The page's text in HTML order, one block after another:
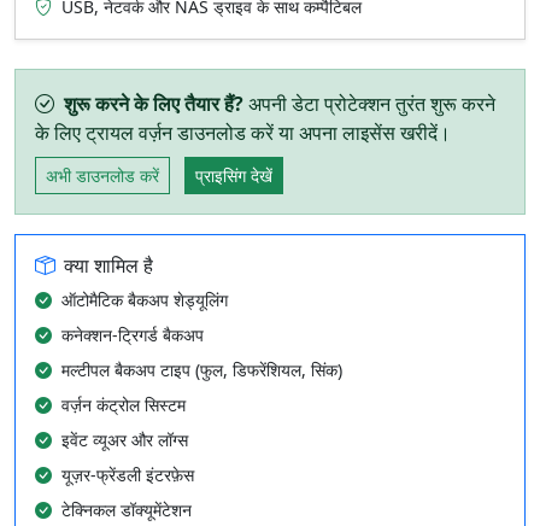
USB, नेटवर्क और NAS ड्राइव के साथ कम्पैटिबल
शुरू करने के लिए तैयार हैं?अपनी डेटा प्रोटेक्शन तुरंत शुरू करने
के लिए ट्रायल वर्ज़न डाउनलोड करें या अपना लाइसेंस खरीदें।
अभी डाउनलोड करें प्राइसिंग देखें
क्या शामिल है
ऑटोमैटिक बैकअप शेड्यूलिंग
कनेक्शन-ट्रिगर्ड बैकअप
मल्टीपल बैकअप टाइप (फुल, डिफरेंशियल, सिंक)
वर्ज़न कंट्रोल सिस्टम
इवेंट व्यूअर और लॉग्स
यूज़र-फ्रेंडली इंटरफ़ेस
टेक्निकल डॉक्यूमेंटेशन